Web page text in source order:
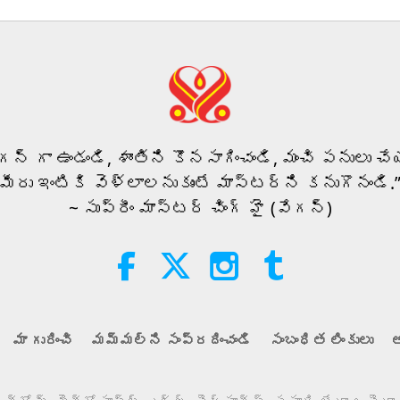
87
గా ఉండండి, శాంతిని కొనసాగించండి, మంచి పనులు
మీరు ఇంటికి వెళ్లాలనుకుంటే మాస్టర్‌ని కనుగొనండి.”
~ సుప్రీం మాస్టర్ చింగ్ హై (వేగన్)
మా గురించి మమ్మల్ని సంప్రదించండి సంబంధిత లింకులు